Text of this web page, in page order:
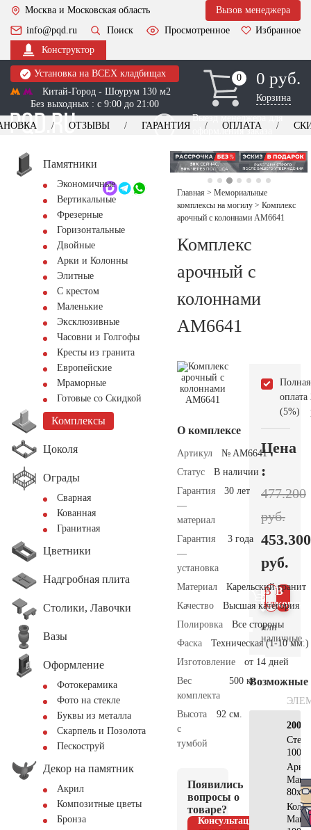
Москва и Московская область
Вызов менеджера
info@pqd.ru
Поиск Просмотренное
Избранное
Конструктор
Установка на ВСЕХ кладбищах
Китай-Город - Шоурум 130 м2
Без выходных : с 9:00 до 21:00
0
0 0 руб.
Корзина
Выезд менеджера для
оформления заказа
+7 (495) 518-44-23
Обратный звонок
ОТЗЫВЫ ГАРАНТИЯ ОПЛАТА
Памятники
Экономичные
Вертикальные
Фрезерные
Горизонтальные
Двойные
Арки и Колонны
Элитные
С крестом
Маленькие
Эксклюзивные
Часовни и Голгофы
Кресты из гранита
Европейские
Мраморные
Готовые со Скидкой
Комплексы
Цоколя
Ограды
Сварная
Кованная
Гранитная
Цветники
Надгробная плита
Столики, Лавочки
Вазы
Оформление
Фотокерамика
Фото на стекле
Буквы из металла
Скарпель и Позолота
Пескоструй
Декор на памятник
Акрил
Композитные цветы
Бронза
Главная > Мемориальные
комплексы на могилу > Комплекс
арочный с колоннами AM6641
Комплекс
арочный с
колоннами
AM6641
О комплексе
Артикул
№ AM6641
Статус
В наличии
Гарантия
—
материал
30 лет
Гарантия
—
установка
3 года
Материал
Карельский гранит
Качество
Высшая категория
Полировка
Все стороны
Фаска
Техническая (1-10 мм.)
Изготовление
от 14 дней
Вес
комплекта
500 кг.
Высота
с
тумбой
92 см.
Появились
вопросы о
товаре?
Консультация
Полная
оплата
(5%)
Цена
:
477.200
руб.
453.300
руб.
В
В 1
клик
или
наличные.
Возможные
Арка